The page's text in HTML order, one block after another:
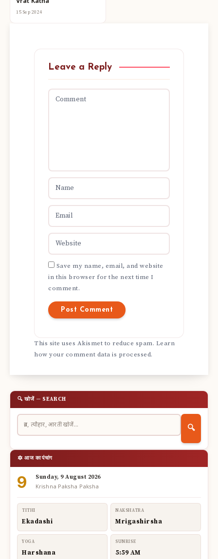
15 Sep 2024
Leave a Reply
Save my name, email, and website
in this browser for the next time I
comment.
This site uses Akismet to reduce spam. Learn
how your comment data is processed.
🔍 खोजें — SEARCH
🔍
🔯 आज का पंचांग
9 Sunday, 9 August 2026
Krishna Paksha Paksha
TITHI
Ekadashi
NAKSHATRA
Mrigashirsha
YOGA
Harshana
SUNRISE
5:59 AM